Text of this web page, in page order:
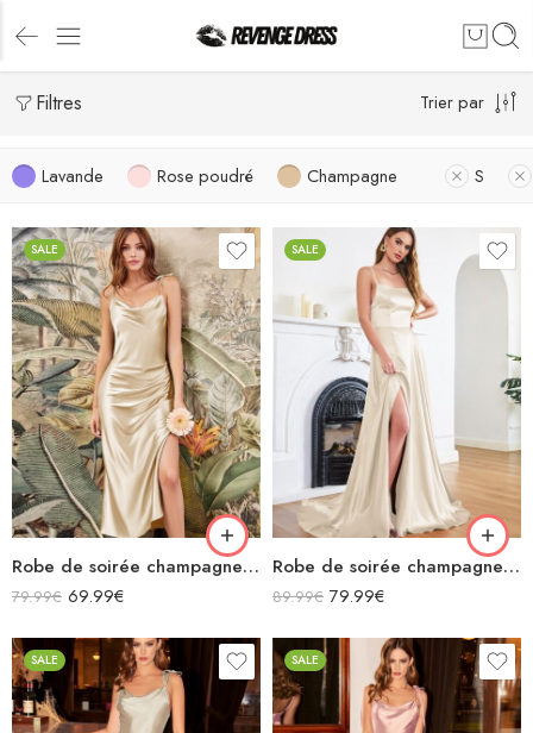
Filtres Trier par
Lavande Rose poudré Champagne S
SALE
Robe de soirée champagne en satin col bénitier mi longue fendue à bretelles sans manches
79.99€ 69.99€
SALE
Robe de soirée champagne en satin décolleté carré longue fendue sirène
89.99€ 79.99€
SALE SALE